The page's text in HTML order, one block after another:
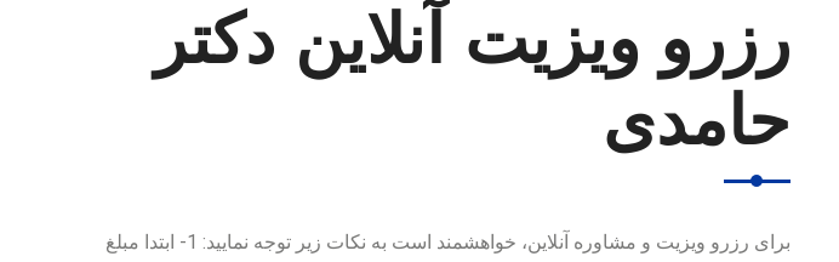
رزرو ویزیت آنلاین دکتر
حامدی
برای رزرو ویزیت و مشاوره آنلاین، خواهشمند است به نکات زیر توجه نمایید: 1- ابتدا مبلغ